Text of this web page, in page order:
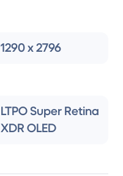
1290 x 2796
LTPO Super Retina
XDR OLED